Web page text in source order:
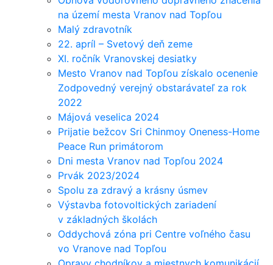
na území mesta Vranov nad Topľou
Malý zdravotník
22. apríl – Svetový deň zeme
XI. ročník Vranovskej desiatky
Mesto Vranov nad Topľou získalo ocenenie
Zodpovedný verejný obstarávateľ za rok
2022
Májová veselica 2024
Prijatie bežcov Sri Chinmoy Oneness-Home
Peace Run primátorom
Dni mesta Vranov nad Topľou 2024
Prvák 2023/2024
Spolu za zdravý a krásny úsmev
Výstavba fotovoltických zariadení
v základných školách
Oddychová zóna pri Centre voľného času
vo Vranove nad Topľou